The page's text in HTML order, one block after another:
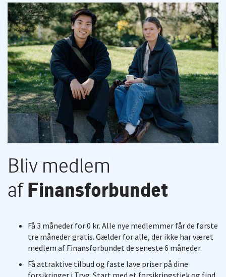
Bliv medlem
afFinansforbundet
Få 3 måneder for 0 kr. Alle nye medlemmer får de første
tre måneder gratis. Gælder for alle, der ikke har været
medlem af Finansforbundet de seneste 6 måneder.
Få attraktive tilbud og faste lave priser på dine
forsikringer i Tryg. Start med et forsikringstjek og find